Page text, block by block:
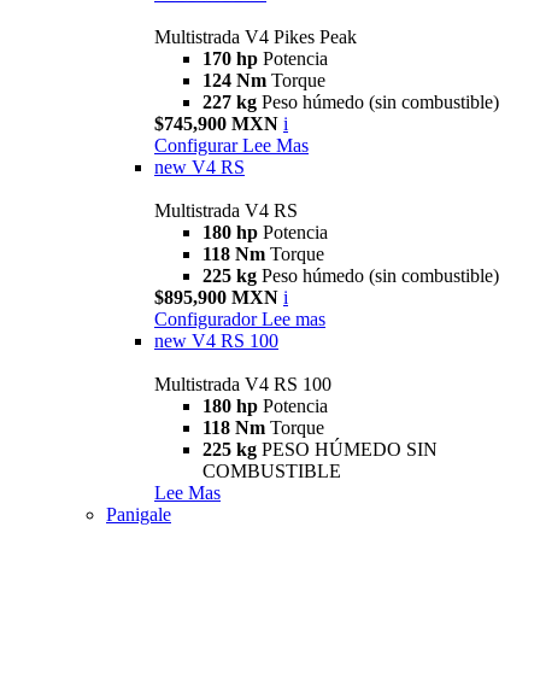
Multistrada V4 Pikes Peak
170 hp Potencia
124 Nm Torque
227 kg Peso húmedo (sin combustible)
$745,900 MXN i
Configurar Lee Mas
new V4 RS
Multistrada V4 RS
180 hp Potencia
118 Nm Torque
225 kg Peso húmedo (sin combustible)
$895,900 MXN i
Configurador Lee mas
new V4 RS 100
Multistrada V4 RS 100
180 hp Potencia
118 Nm Torque
225 kg PESO HÚMEDO SIN
COMBUSTIBLE
Lee Mas
Panigale